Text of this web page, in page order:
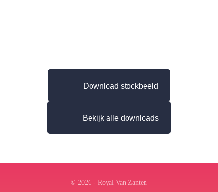
Download stockbeeld
Bekijk alle downloads
© 2026 - Royal Van Zanten